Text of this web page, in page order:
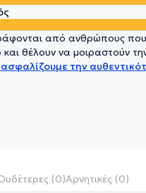
από ανθρώπους
και θέλουν να μοιραστούν
την
(0)Αρνητικές (0)